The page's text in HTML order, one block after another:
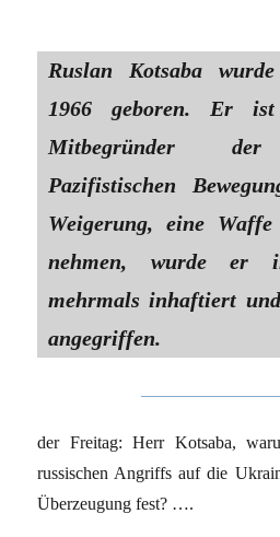
Ruslan Kotsaba wurde
1966 geboren. Er ist
Mitbegründer der
Pazifistischen
Weigerung, eine
nehmen, wurde er
mehrmals inhaftiert
angegriffen.
der Freitag: Herr Kotsaba,
russischen Angriffs auf die
Überzeugung fest? ….